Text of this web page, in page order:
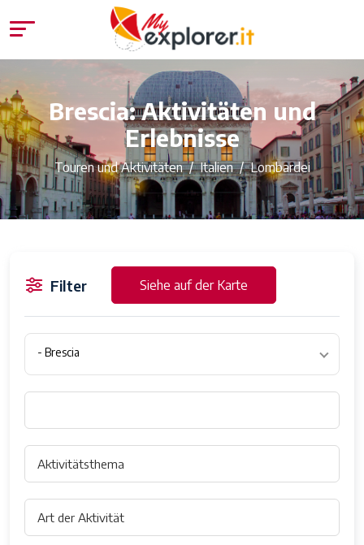
Brescia: Aktivitäten und
Erlebnisse
Touren und Aktivitäten Italien Lombardei
Filter Siehe auf der Karte
- Brescia